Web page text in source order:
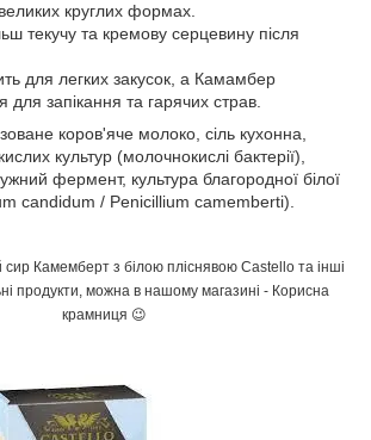
круглих формах.
текучу та кремову серцевину після
для легких закусок, а Камамбер
для запікання та гарячих страв.
коров'яче молоко, сіль кухонна,
культур (молочнокислі бактерії),
фермент, культура благородної білої
candidum / Penicillium camemberti).
сир Камемберт з білою пліснявою Castello та інші
продукти, можна в нашому магазині - Корисна
крамниця 😉